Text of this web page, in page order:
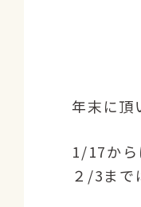
年末に頂
1/17から
２/3まで